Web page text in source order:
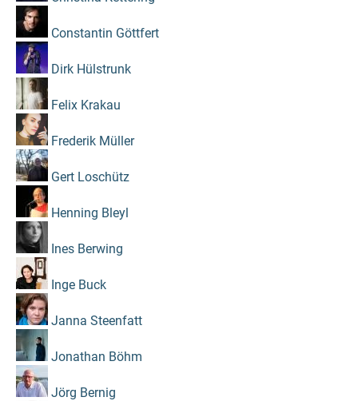
Constantin Göttfert
Dirk Hülstrunk
Felix Krakau
Frederik Müller
Gert Loschütz
Henning Bleyl
Ines Berwing
Inge Buck
Janna Steenfatt
Jonathan Böhm
Jörg Bernig